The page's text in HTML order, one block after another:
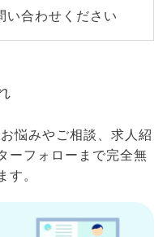
い合わせください
悩みやご相談、求人紹
ーフォローまで完全無
。